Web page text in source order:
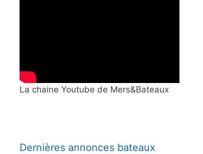
La chaine Youtube de Mers&Bateaux
Dernières annonces bateaux